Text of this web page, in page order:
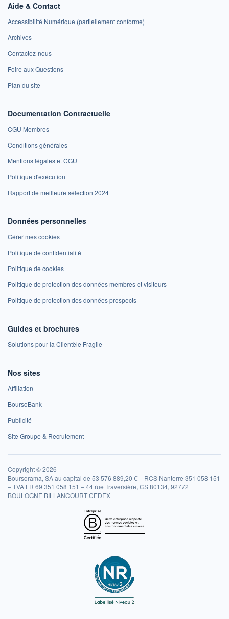
Aide & Contact
Accessibilité Numérique (partiellement conforme)
Archives
Contactez-nous
Foire aux Questions
Plan du site
Documentation Contractuelle
CGU Membres
Conditions générales
Mentions légales et CGU
Politique d'exécution
Rapport de meilleure sélection 2024
Données personnelles
Gérer mes cookies
Politique de confidentialité
Politique de cookies
Politique de protection des données membres et visiteurs
Politique de protection des données prospects
Guides et brochures
Solutions pour la Clientèle Fragile
Nos sites
Affiliation
BoursoBank
Publicité
Site Groupe & Recrutement
Copyright © 2026
Boursorama, SA au capital de 53 576 889,20 € – RCS Nanterre 351 058 151
– TVA FR 69 351 058 151 – 44 rue Traversière, CS 80134, 92772
BOULOGNE BILLANCOURT CEDEX